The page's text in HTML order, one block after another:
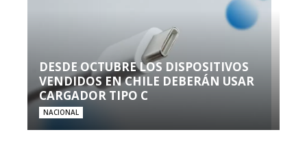
DESDE OCTUBRE LOS DISPOSITIVOS
VENDIDOS EN CHILE DEBERÁN USAR
CARGADOR TIPO C
NACIONAL